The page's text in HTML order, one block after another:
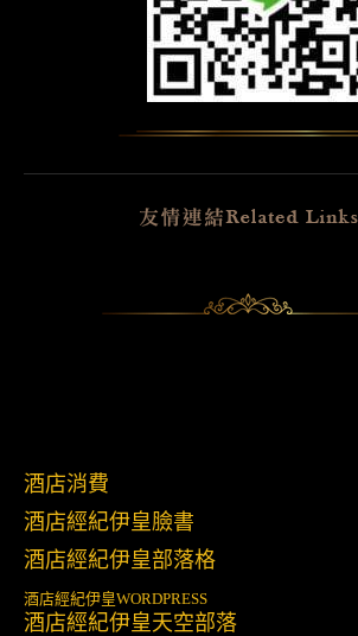
酒店消費
酒店經紀伊皇臉書
酒店經紀伊皇部落格
酒店經紀伊皇WORDPRESS
酒店經紀伊皇天空部落